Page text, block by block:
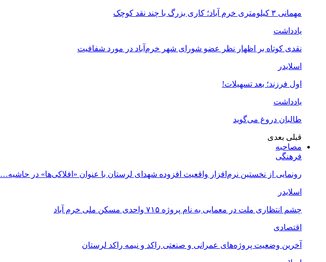
مهمانی ۳ کیلومتری خرم آباد؛ کاری بزرگ با چند نقد کوچک
یادداشت
نقدی کوتاه بر اظهار نظر عضو شورای شهر خرم‌آباد در مورد شفافیت
اسلایدر
اول فرزند؛ بعد تسهیلات!
یادداشت
طالبان دروغ می‌گوید
قبلی بعدی
مصاحبه
فرهنگی
رونمایی از نخستین نرم‌افزار واقعیت افزوده شهدای لرستان با عنوان «افلاکی‌ها» در حاشیه…
اسلایدر
چشم انتظاری ملت در معمایی به نام پروژه ۷۱۵ واحدی مسکن ملی خرم آباد
اقتصادی
آخرین وضعیت پروژه‌های عمرانی و صنعتی راکد و نیمه راکد لرستان